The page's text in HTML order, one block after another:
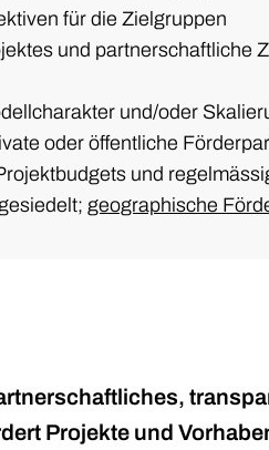
für die Zielgruppen
und partnerschaftliche
und/oder
oder öffentliche
und
geographische
Projekte und